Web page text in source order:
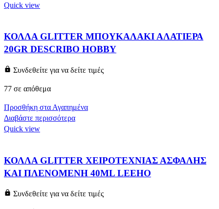
Quick view
ΚΟΛΛΑ GLITTER ΜΠΟΥΚΑΛΑΚΙ ΑΛΑΤΙΕΡΑ
20GR DESCRIBO HOBBY
Συνδεθείτε για να δείτε τιμές
77 σε απόθεμα
Προσθήκη στα Αγαπημένα
Διαβάστε περισσότερα
Quick view
ΚΟΛΛΑ GLITTER ΧΕΙΡΟΤΕΧΝΙΑΣ ΑΣΦΑΛΗΣ
ΚΑΙ ΠΛΕΝΟΜΕΝΗ 40ML LEEHO
Συνδεθείτε για να δείτε τιμές